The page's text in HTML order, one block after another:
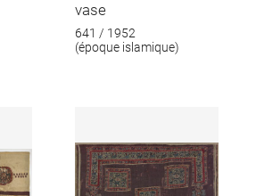
vase
641 / 1952
(époque islamique)